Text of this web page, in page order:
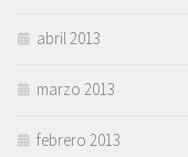
abril 2013
marzo 2013
febrero 2013